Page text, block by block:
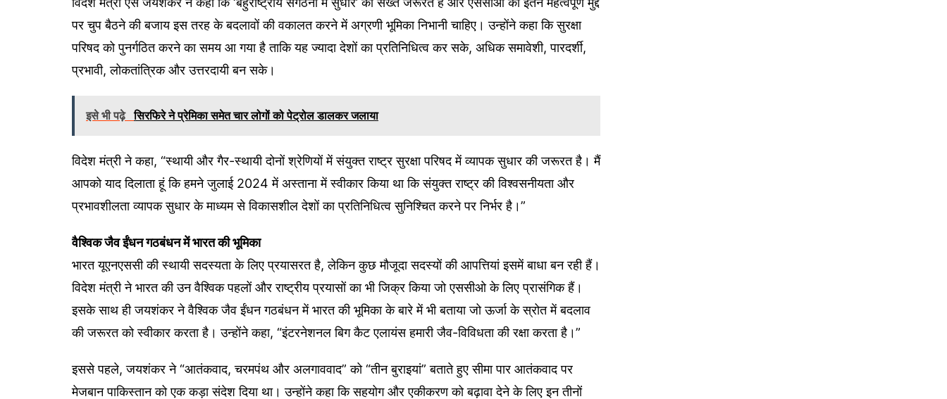
पर चुप बैठने की बजाय इस तरह के बदलावों की वकालत करने में अग्रणी भूमिका निभानी चाहिए। उन्होंने कहा कि सुरक्षा
परिषद को पुनर्गठित करने का समय आ गया है ताकि यह ज्यादा देशों का प्रतिनिधित्व कर सके, अधिक समावेशी, पारदर्शी,
प्रभावी, लोकतांत्रिक और उत्तरदायी बन सके।
इसे भी पढ़े सिरफिरे ने प्रेमिका समेत चार लोगों को पेट्रोल डालकर जलाया
विदेश मंत्री ने कहा, “स्थायी और गैर-स्थायी दोनों श्रेणियों में संयुक्त राष्ट्र सुरक्षा परिषद में व्यापक सुधार की जरूरत है। मैं
आपको याद दिलाता हूं कि हमने जुलाई 2024 में अस्ताना में स्वीकार किया था कि संयुक्त राष्ट्र की विश्वसनीयता और
प्रभावशीलता व्यापक सुधार के माध्यम से विकासशील देशों का प्रतिनिधित्व सुनिश्चित करने पर निर्भर है।”
वैश्विक जैव ईंधन गठबंधन में भारत की भूमिका
भारत यूएनएससी की स्थायी सदस्यता के लिए प्रयासरत है, लेकिन कुछ मौजूदा सदस्यों की आपत्तियां इसमें बाधा बन रही हैं।
विदेश मंत्री ने भारत की उन वैश्विक पहलों और राष्ट्रीय प्रयासों का भी जिक्र किया जो एससीओ के लिए प्रासंगिक हैं।
इसके साथ ही जयशंकर ने वैश्विक जैव ईंधन गठबंधन में भारत की भूमिका के बारे में भी बताया जो ऊर्जा के स्रोत में बदलाव
की जरूरत को स्वीकार करता है। उन्होंने कहा, “इंटरनेशनल बिग कैट एलायंस हमारी जैव-विविधता की रक्षा करता है।”
इससे पहले, जयशंकर ने “आतंकवाद, चरमपंथ और अलगाववाद” को “तीन बुराइयां” बताते हुए सीमा पार आतंकवाद पर
मेजबान पाकिस्तान को एक कड़ा संदेश दिया था। उन्होंने कहा कि सहयोग और एकीकरण को बढ़ावा देने के लिए इन तीनों